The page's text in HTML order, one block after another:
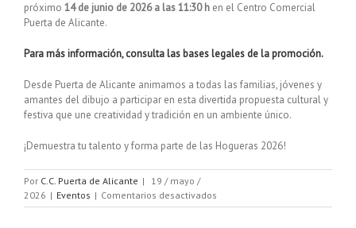
próximo 14 de junio de 2026 a las 11:30 h en el Centro Comercial
Puerta de Alicante.
Para más información, consulta las bases legales de la promoción.
Desde Puerta de Alicante animamos a todas las familias, jóvenes y
amantes del dibujo a participar en esta divertida propuesta cultural y
festiva que une creatividad y tradición en un ambiente único.
¡Demuestra tu talento y forma parte de las Hogueras 2026!
Por C.C. Puerta de Alicante |
19 / mayo /
2026 | Eventos | Comentarios desactivados
V